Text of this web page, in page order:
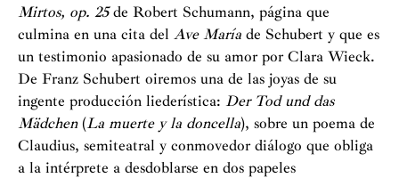
Mirtos, op. 25de Robert Schumann, página que
culmina en una cita del Ave María de Schubert y que es
un testimonio apasionado de su amor por Clara Wieck.
De Franz Schubert oiremos una de las joyas de su
ingente producción liederística: Der Tod und das
Mädchen(La muerte y la doncella), sobre un poema de
Claudius, semiteatral y conmovedor diálogo que obliga
a la intérprete a desdoblarse en dos papeles